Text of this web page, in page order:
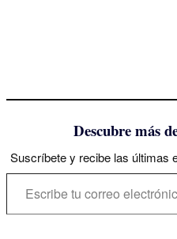
Descubre más
Suscríbete y recibe las últimas
Escribe tu correo electrónico…